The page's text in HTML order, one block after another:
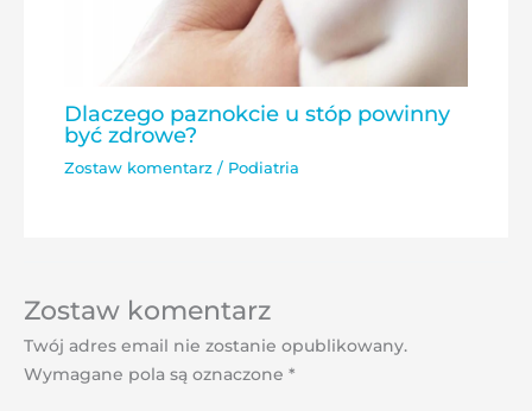
Dlaczego paznokcie u stóp powinny
być zdrowe?
Zostaw komentarz / Podiatria
Zostaw komentarz
Twój adres email nie zostanie opublikowany.
Wymagane pola są oznaczone *